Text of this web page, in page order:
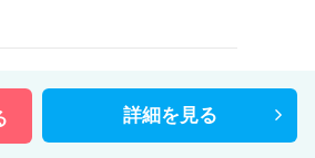
詳細を 見る